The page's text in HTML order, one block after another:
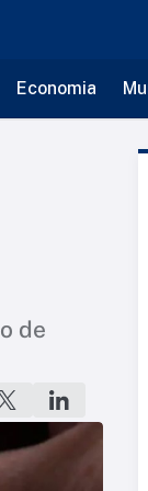
Economia
de